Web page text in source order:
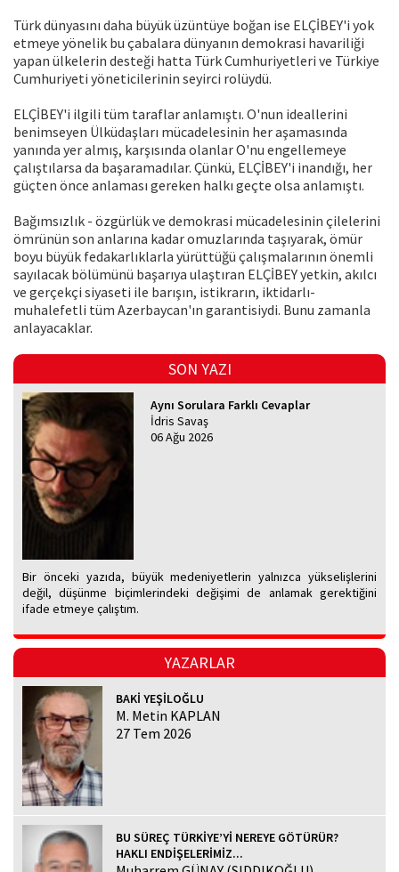
Türk dünyasını daha büyük üzüntüye boğan ise ELÇİBEY'i yok
etmeye yönelik bu çabalara dünyanın demokrasi havariliği
yapan ülkelerin desteği hatta Türk Cumhuriyetleri ve Türkiye
Cumhuriyeti yöneticilerinin seyirci rolüydü.
ELÇİBEY'i ilgili tüm taraflar anlamıştı. O'nun ideallerini
benimseyen Ülküdaşları mücadelesinin her aşamasında
yanında yer almış, karşısında olanlar O'nu engellemeye
çalıştılarsa da başaramadılar. Çünkü, ELÇİBEY'i inandığı, her
güçten önce anlaması gereken halkı geçte olsa anlamıştı.
Bağımsızlık - özgürlük ve demokrasi mücadelesinin çilelerini
ömrünün son anlarına kadar omuzlarında taşıyarak, ömür
boyu büyük fedakarlıklarla yürüttüğü çalışmalarının önemli
sayılacak bölümünü başarıya ulaştıran ELÇİBEY yetkin, akılcı
ve gerçekçi siyaseti ile barışın, istikrarın, iktidarlı-
muhalefetli tüm Azerbaycan'ın garantisiydi. Bunu zamanla
anlayacaklar.
SON YAZI
Aynı Sorulara Farklı Cevaplar
İdris Savaş
06 Ağu 2026
Bir önceki yazıda, büyük medeniyetlerin yalnızca yükselişlerini
değil, düşünme biçimlerindeki değişimi de anlamak gerektiğini
ifade etmeye çalıştım.
YAZARLAR
BAKİ YEŞİLOĞLU
M. Metin KAPLAN
27 Tem 2026
BU SÜREÇ TÜRKİYE’Yİ NEREYE GÖTÜRÜR?
HAKLI ENDİŞELERİMİZ...